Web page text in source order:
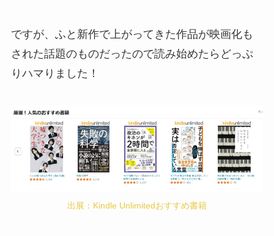
ですが、ふと新作で上がってきた作品が映画化も
された話題のものだったので読み始めたらどっぷ
りハマりました！
出展：Kindle Unlimitedおすすめ書籍